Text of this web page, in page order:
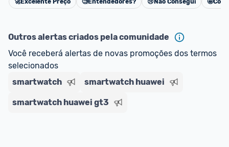
Cancelar
🚀Excelente Preço 🧐Entendedores? 😢 Não Consegui 🤩
Outros alertas criados pela comunidade
Você receberá alertas de novas promoções dos termos
selecionados
smartwatch
smartwatch huawei
smartwatch huawei gt3